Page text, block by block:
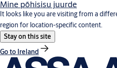
Mine põhisisu juurde
It looks like you are visiting from a
region for location-specific content.
Stay on this site
Go to Ireland